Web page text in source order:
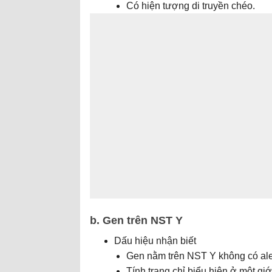
Có hiện tượng di truyền chéo.
b. Gen trên NST Y
Dấu hiệu nhận biết
Gen nằm trên NST Y không có